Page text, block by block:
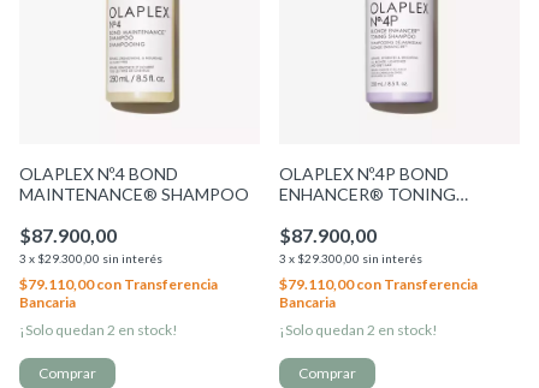
OLAPLEX Nº.4 BOND
MAINTENANCE® SHAMPOO
$87.900,00
3 x $29.300,00 sin interés
$79.110,00con Transferencia
Bancaria
¡Solo quedan 2 en stock!
OLAPLEX Nº.4P BOND
ENHANCER® TONING
$87.900,00
3 x $29.300,00 sin interés
$79.110,00con Transferencia
Bancaria
¡Solo quedan 2 en stock!